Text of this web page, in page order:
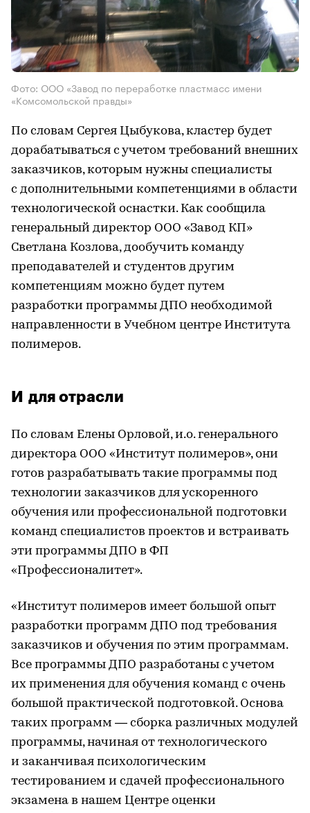
Фото: ООО «Завод по переработке пластмасс имени
«Комсомольской правды»
По словам Сергея Цыбукова, кластер будет
дорабатываться с учетом требований внешних
заказчиков, которым нужны специалисты
с дополнительными компетенциями в области
технологической оснастки. Как сообщила
генеральный директор ООО «Завод КП»
Светлана Козлова, дообучить команду
преподавателей и студентов другим
компетенциям можно будет путем
разработки программы ДПО необходимой
направленности в Учебном центре Института
полимеров.
И для отрасли
По словам Елены Орловой, и.о. генерального
директора ООО «Институт полимеров», они
готов разрабатывать такие программы под
технологии заказчиков для ускоренного
обучения или профессиональной подготовки
команд специалистов проектов и встраивать
эти программы ДПО в ФП
«Профессионалитет».
«Институт полимеров имеет большой опыт
разработки программ ДПО под требования
заказчиков и обучения по этим программам.
Все программы ДПО разработаны с учетом
их применения для обучения команд с очень
большой практической подготовкой. Основа
таких программ — сборка различных модулей
программы, начиная от технологического
и заканчивая психологическим
тестированием и сдачей профессионального
экзамена в нашем Центре оценки